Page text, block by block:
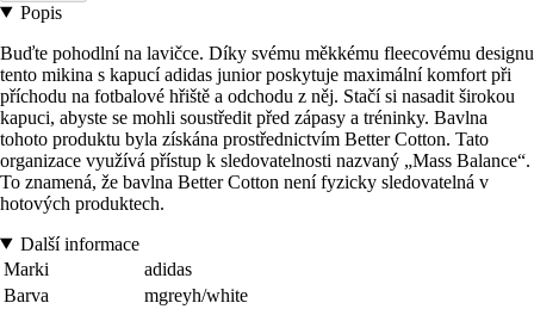
Popis
Buďte pohodlní na lavičce. Díky svému měkkému fleecovému designu
tento mikina s kapucí adidas junior poskytuje maximální komfort při
příchodu na fotbalové hřiště a odchodu z něj. Stačí si nasadit širokou
kapuci, abyste se mohli soustředit před zápasy a tréninky. Bavlna
tohoto produktu byla získána prostřednictvím Better Cotton. Tato
organizace využívá přístup k sledovatelnosti nazvaný „Mass Balance“.
To znamená, že bavlna Better Cotton není fyzicky sledovatelná v
hotových produktech.
Další informace
Marki
adidas
Barva
mgreyh/white